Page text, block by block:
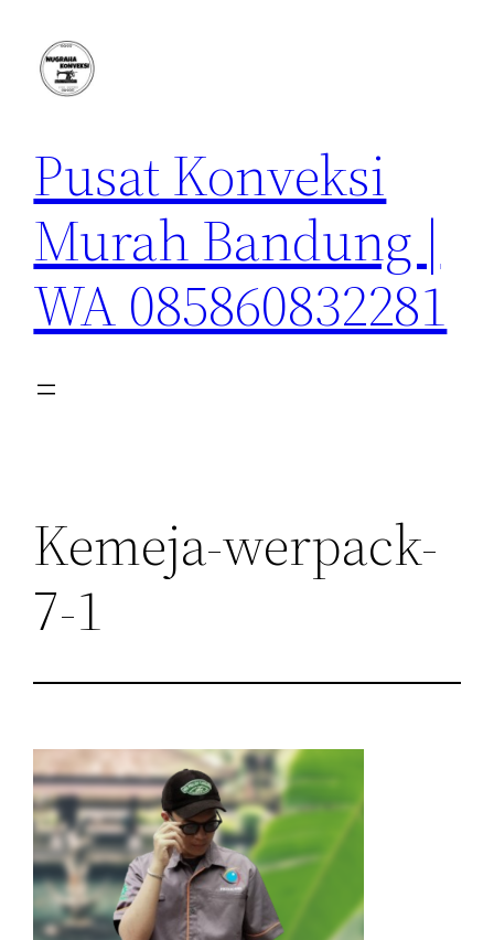
konten
Pusat Konveksi
Murah Bandung |
WA 085860832281
Kemeja-werpack-
7-1